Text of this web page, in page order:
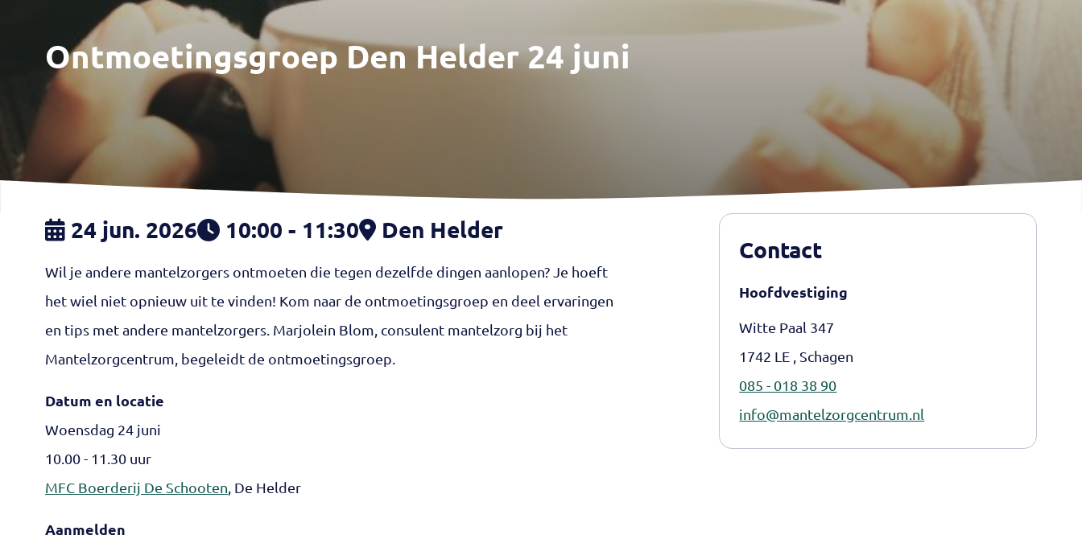
Ontmoetingsgroep Den Helder 24 juni
24 jun. 2026 10:00 - 11:30 Den Helder
Wil je andere mantelzorgers ontmoeten die tegen dezelfde dingen aanlopen? Je hoeft
het wiel niet opnieuw uit te vinden! Kom naar de ontmoetingsgroep en deel ervaringen
en tips met andere mantelzorgers. Marjolein Blom, consulent mantelzorg bij het
Mantelzorgcentrum, begeleidt de ontmoetingsgroep.
Datum en locatie
Woensdag 24 juni
10.00 - 11.30 uur
MFC Boerderij De Schooten , De Helder
Aanmelden
Contact
Hoofdvestiging
Witte Paal 347
1742 LE , Schagen
085 - 018 38 90
info@mantelzorgcentrum.nl